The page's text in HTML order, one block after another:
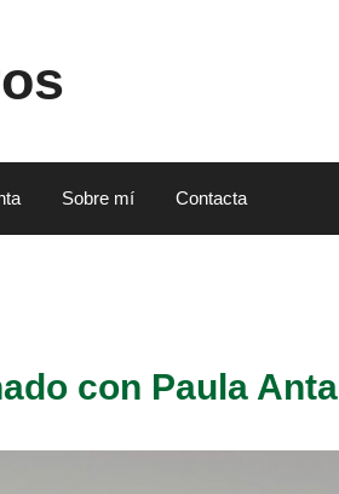
Sobre mí Contacta
con Paula Anta